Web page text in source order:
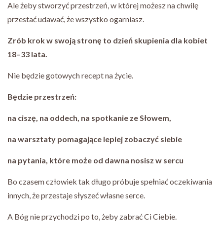
Ale żeby stworzyć przestrzeń, w której możesz na chwilę
przestać udawać, że wszystko ogarniasz.
Zrób krok w swoją stronę to dzień skupienia dla kobiet
18–33 lata.
Nie będzie gotowych recept na życie.
Będzie przestrzeń:
na ciszę, na oddech, na spotkanie ze Słowem,
na warsztaty pomagające lepiej zobaczyć siebie
na pytania, które może od dawna nosisz w sercu
Bo czasem człowiek tak długo próbuje spełniać oczekiwania
innych, że przestaje słyszeć własne serce.
A Bóg nie przychodzi po to, żeby zabrać Ci Ciebie.